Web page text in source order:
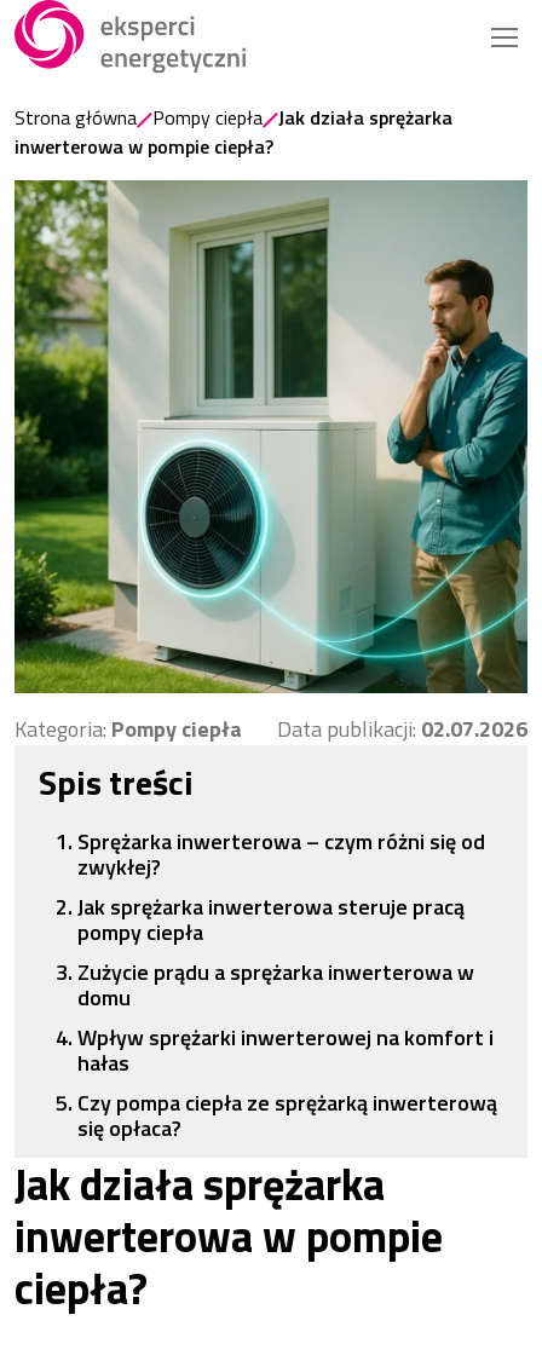
Strona główna Pompy ciepła Jak działa sprężarka
inwerterowa w pompie ciepła?
Kategoria: Pompy ciepła Data publikacji: 02.07.2026
Spis treści
Sprężarka inwerterowa – czym różni się od
zwykłej?
Jak sprężarka inwerterowa steruje pracą
pompy ciepła
Zużycie prądu a sprężarka inwerterowa w
domu
Wpływ sprężarki inwerterowej na komfort i
hałas
Czy pompa ciepła ze sprężarką inwerterową
się opłaca?
Jak działa sprężarka
inwerterowa w pompie
ciepła?